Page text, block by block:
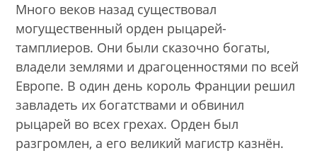
Много веков назад существовал
могущественный орден рыцарей-
тамплиеров. Они были сказочно богаты,
владели землями и драгоценностями по всей
Европе. В один день король Франции решил
завладеть их богатствами и обвинил
рыцарей во всех грехах. Орден был
разгромлен, а его великий магистр казнён.